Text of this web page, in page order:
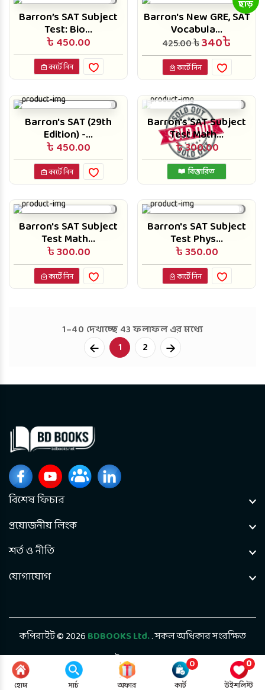
হোম সার্চ অফার কার্ট
0
উইশলিস্ট
0
Barron’s SAT Subject
Test: Bio...
৳ 450.00
কার্টে নিন
ছাড়
Barron's New GRE, SAT
Vocabula...
425.00 ৳340৳
কার্টে নিন
Barron's SAT (29th
Edition) -...
৳ 450.00
কার্টে নিন
Barron's SAT Subject
Test Math...
৳ 300.00
বিস্তারিত
Barron's SAT Subject
Test Math...
৳ 300.00
কার্টে নিন
Barron's SAT Subject
Test Phys...
৳ 350.00
কার্টে নিন
1–40 দেখাচ্ছে 43 ফলাফল এর মধ্যে
1
2 Next
বিশেষ ফিচার
প্রয়োজনীয় লিংক
শর্ত ও নীতি
যোগাযোগ
কপিরাইট © 2026BDBOOKS Ltd.. সকল অধিকার সংরক্ষিত
ডেভেলপড বাইBintel Future Tech